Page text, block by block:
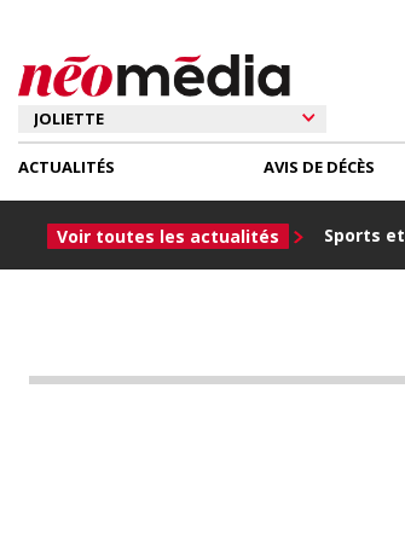
ACTUALITÉS
Voir toutes les actualités Sports
AVIS DE DÉCÈS